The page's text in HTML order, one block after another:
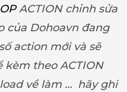
ACTION chỉnh sửa
của Dohoavn đang
action mới và sẽ
kèm theo ACTION
về làm … hãy ghi